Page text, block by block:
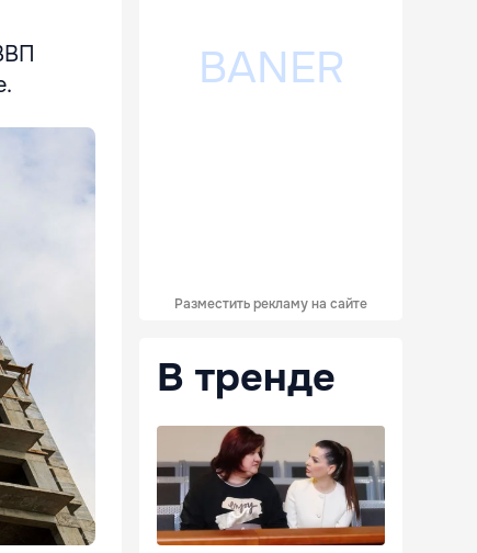
Разместить рекламу на сайте
В тренде